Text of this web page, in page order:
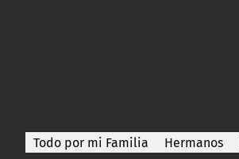
Todo por mi Familia Hermanos